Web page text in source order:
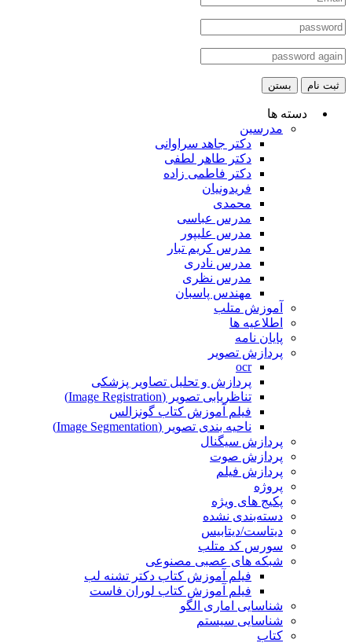
ثبت نام بستن
دسته ها
مدرسین
دکتر جاهد سراوانی
دکتر طاهر لطفی
دکتر فاطمی زاده
فریدونیان
محمدی
مدرس عباسی
مدرس علیپور
مدرس کریم تبار
مدرس نادری
مدرس نظری
مهندس پاسبان
آموزش متلب
اطلاعیه ها
پایان نامه
پردازش تصویر
ocr
پردازش و تحلیل تصاویر پزشکی
تناظریابی تصویر (Image Registration)
فیلم آموزش کتاب گونزالس
ناحیه بندی تصویر (Image Segmentation)
پردازش سیگنال
پردازش صوت
پردازش فیلم
پروژه
پکیج های ویژه
دسته‌بندی نشده
دیتاست/دیتابیس
سورس کد متلب
شبکه های عصبی مصنوعی
فیلم آموزش کتاب دکتر تشنه لب
فیلم آموزش کتاب لوران فاست
شناسایی اماری الگو
شناسایی سیستم
کتاب